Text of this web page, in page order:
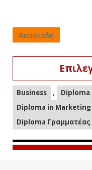
Αποστολή
Business , Diploma
Diploma in Marketing
Diploma Γραμματέας